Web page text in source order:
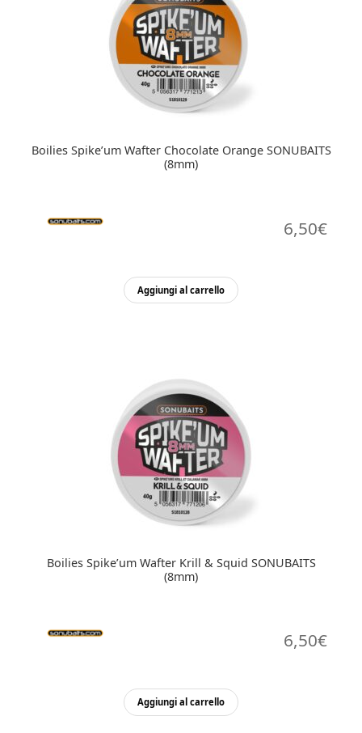
Boilies Spike’um Wafter Chocolate Orange SONUBAITS
(8mm)
6,50€
Aggiungi al carrello
Boilies Spike’um Wafter Krill & Squid SONUBAITS
(8mm)
6,50€
Aggiungi al carrello